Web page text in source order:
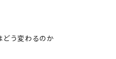
どう変わるのか